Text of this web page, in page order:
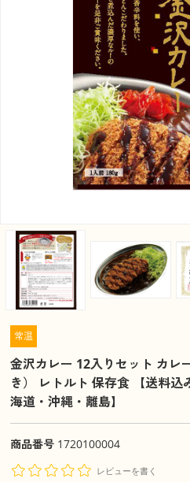
常温
金沢カレー 12入りセット カレ
き） レトルト 保存食 【送料
海道・沖縄・離島】
商品番号 1720100004
レビューを書く